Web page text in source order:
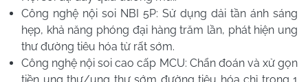
Công nghệ nội soi NBI 5P: Sử dụng dải tần ánh sáng
hẹp, khả năng phóng đại hàng trăm lần, phát hiện ung
thư đường tiêu hóa từ rất sớm.
Công nghệ nội soi cao cấp MCU: Chẩn đoán và xử gọn